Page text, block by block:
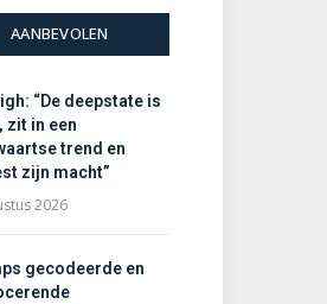
AANBEVOLEN
“De deepstate is
zit in een
trend en
zijn macht”
2026
gecodeerde en